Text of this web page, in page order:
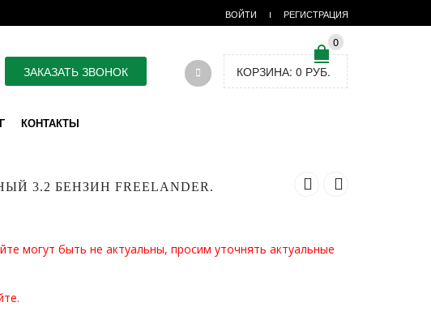
ВОЙТИ РЕГИСТРАЦИЯ
ЗАКАЗАТЬ ЗВОНОК
0
КОРЗИНА: 0 РУБ.
КОНТАКТЫ
3.2 БЕНЗИН FREELANDER.
могут быть не актуальны, просим уточнять актуальные